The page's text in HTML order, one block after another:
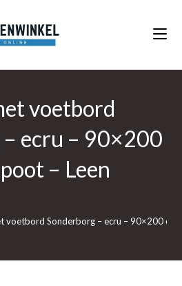
voetbord
ecru – 90×200
– Leen
voetbord Sonderborg – ecru – 90×200 cm